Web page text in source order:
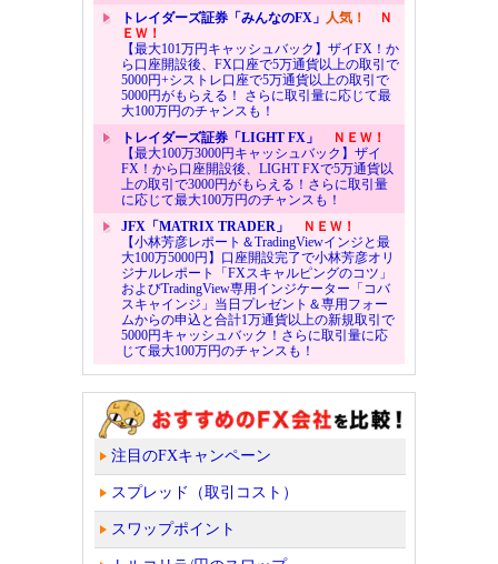
トレイダーズ証券「みんなのFX」 人気！
Ｎ
ＥＷ！
【最大101万円キャッシュバック】ザイFX！か
ら口座開設後、FX口座で5万通貨以上の取引で
5000円+シストレ口座で5万通貨以上の取引で
5000円がもらえる！ さらに取引量に応じて最
大100万円のチャンスも！
トレイダーズ証券「LIGHT FX」
ＮＥＷ！
【最大100万3000円キャッシュバック】ザイ
FX！から口座開設後、LIGHT FXで5万通貨以
上の取引で3000円がもらえる！さらに取引量
に応じて最大100万円のチャンスも！
JFX「MATRIX TRADER」
ＮＥＷ！
【小林芳彦レポート＆TradingViewインジと最
大100万5000円】口座開設完了で小林芳彦オリ
ジナルレポート「FXスキャルピングのコツ」
およびTradingView専用インジケーター「コバ
スキャインジ」当日プレゼント＆専用フォー
ムからの申込と合計1万通貨以上の新規取引で
5000円キャッシュバック！さらに取引量に応
じて最大100万円のチャンスも！
注目のFXキャンペーン
スプレッド（取引コスト）
スワップポイント